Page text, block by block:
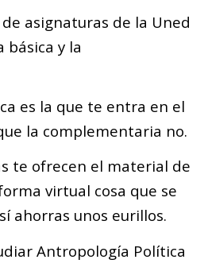
asignaturas de la Uned
básica y la
es la que te entra en el
la complementaria no.
te ofrecen el material de
virtual cosa que se
ahorras unos eurillos.
Antropología Política